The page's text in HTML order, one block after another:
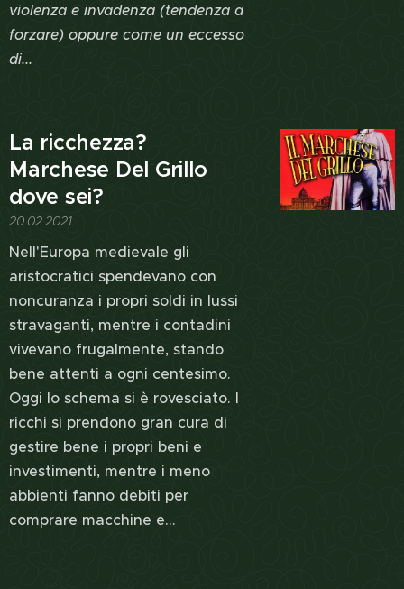
violenza e invadenza (tendenza a
forzare) oppure come un eccesso
di...
La ricchezza?
Marchese Del Grillo
dove sei?
20.02.2021
Nell'Europa medievale gli
aristocratici spendevano con
noncuranza i propri soldi in lussi
stravaganti, mentre i contadini
vivevano frugalmente, stando
bene attenti a ogni centesimo.
Oggi lo schema si è rovesciato. I
ricchi si prendono gran cura di
gestire bene i propri beni e
investimenti, mentre i meno
abbienti fanno debiti per
comprare macchine e...